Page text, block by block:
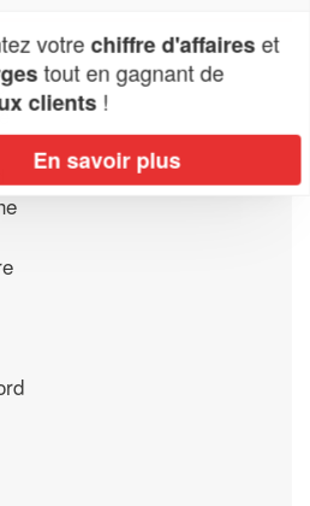
votrechiffre d'affaireset
tout en gagnant de
clients!
En savoir plus